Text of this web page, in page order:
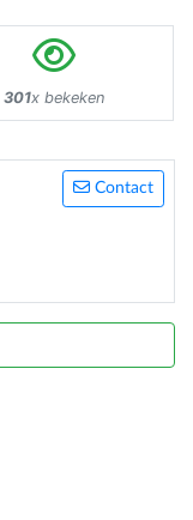
301x bekeken
Contact